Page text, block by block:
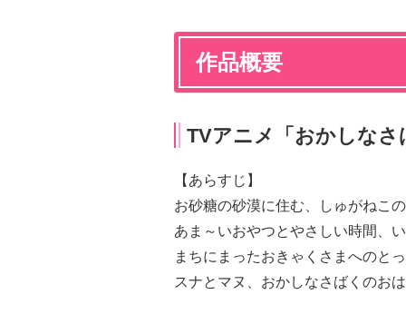
作品概要
TVアニメ「おかしな
【あらすじ】
お砂糖の砂漠に住む、しゅがねこ
あま～いおやつとやさしい時間、
まちにまったおきゃくさまへのと
スナとマヌ、おかしなさばくのお